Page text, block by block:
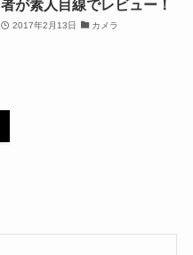
者が素人目線でレビュー！
2017年2月13日 カメラ